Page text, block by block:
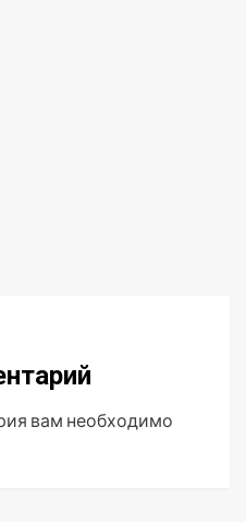
вам необходимо